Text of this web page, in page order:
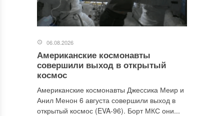
06.08.2026
Американские космонавты
совершили выход в открытый
космос
Американские космонавты Джессика Меир и
Анил Менон 6 августа совершили выход в
открытый космос (EVA-96). Борт МКС они...